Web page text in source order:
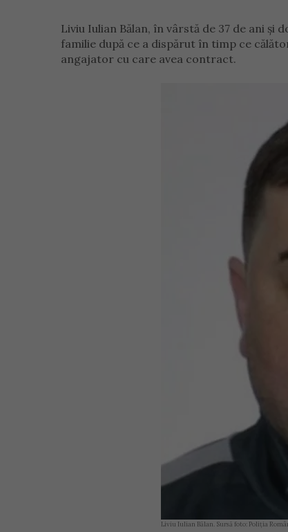
Liviu Iulian Bălan, în vârstă de 37 de ani
familie după ce a dispărut în timp ce
angajator cu care avea contract.
Liviu Iulian Bălan. Sursă foto: Poliția